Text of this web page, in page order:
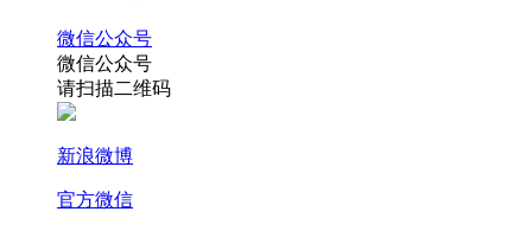
微信公众号
微信公众号
请扫描二维码
新浪微博
官方微信